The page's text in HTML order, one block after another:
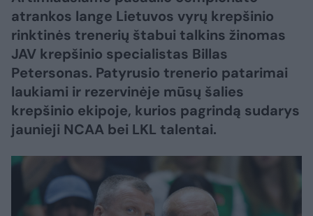
atrankos lange Lietuvos vyrų krepšinio
rinktinės trenerių štabui talkins žinomas
JAV krepšinio specialistas Billas
Petersonas. Patyrusio trenerio patarimai
laukiami ir rezervinėje mūsų šalies
krepšinio ekipoje, kurios pagrindą sudarys
jaunieji NCAA bei LKL talentai.